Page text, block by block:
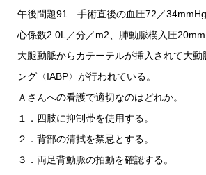
午後問題91 手術直後の血圧72／34mmHg
心係数2.0L／分／m2、肺動脈楔入圧
大腿動脈からカテーテルが挿入されて大
ング〈IABP〉が行われている。
Ａさんへの看護で適切なのはどれか。
１．四肢に抑制帯を使用する。
２．背部の清拭を禁忌とする。
３．両足背動脈の拍動を確認する。